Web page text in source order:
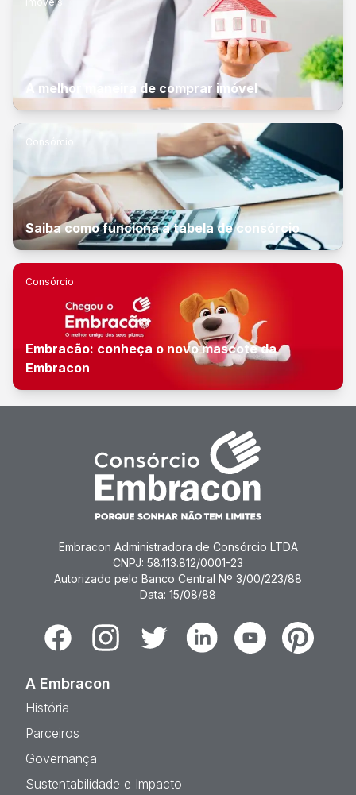
A melhor maneira de comprar imóvel
Consórcio
Saiba como funciona a tabela de consórcio
Consórcio
Embracão: conheça o novo mascote da
Embracon
Embracon Administradora de Consórcio LTDA
CNPJ: 58.113.812/0001-23
Autorizado pelo Banco Central Nº 3/00/223/88
Data: 15/08/88
FacebookInstagramTwitter LinkedinYoutubePinterest
A Embracon
História
Parceiros
Governança
Sustentabilidade e Impacto